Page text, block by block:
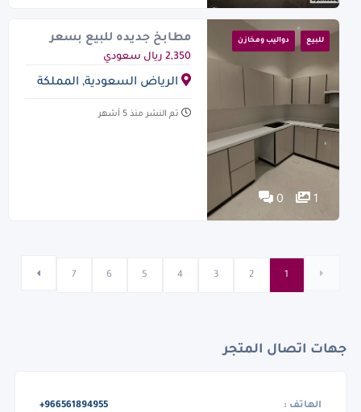
للبيع دواليب ومخازن
1
0
مطابخ جديده للبيع بسعر
ممتاز
2,350 ريال سعودي
الرياض السعودية, المملكة
تم النشر منذ 5 أشهر
1
2
3
4
5
6
7
جهات اتصال المتجر
الهاتف : +966561894955